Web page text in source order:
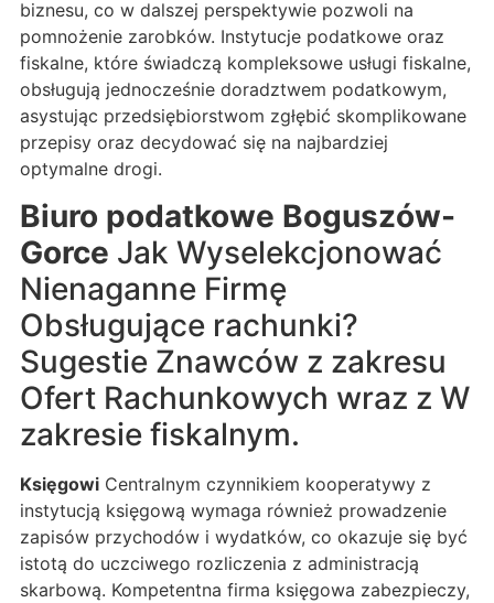
biznesu, co w dalszej perspektywie pozwoli na
pomnożenie zarobków. Instytucje podatkowe oraz
fiskalne, które świadczą kompleksowe usługi fiskalne,
obsługują jednocześnie doradztwem podatkowym,
asystując przedsiębiorstwom zgłębić skomplikowane
przepisy oraz decydować się na najbardziej
optymalne drogi.
Biuro podatkowe Boguszów-
Gorce Jak Wyselekcjonować
Nienaganne Firmę
Obsługujące rachunki?
Sugestie Znawców z zakresu
Ofert Rachunkowych wraz z W
zakresie fiskalnym.
Księgowi Centralnym czynnikiem kooperatywy z
instytucją księgową wymaga również prowadzenie
zapisów przychodów i wydatków, co okazuje się być
istotą do uczciwego rozliczenia z administracją
skarbową. Kompetentna firma księgowa zabezpieczy,